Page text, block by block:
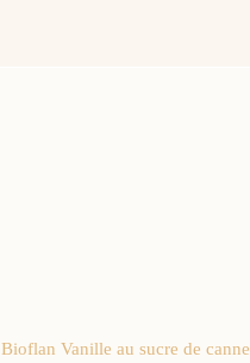
Bioflan Vanille au sucre de canne